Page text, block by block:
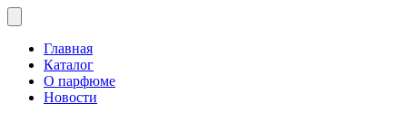
Главная
Каталог
О парфюме
Новости